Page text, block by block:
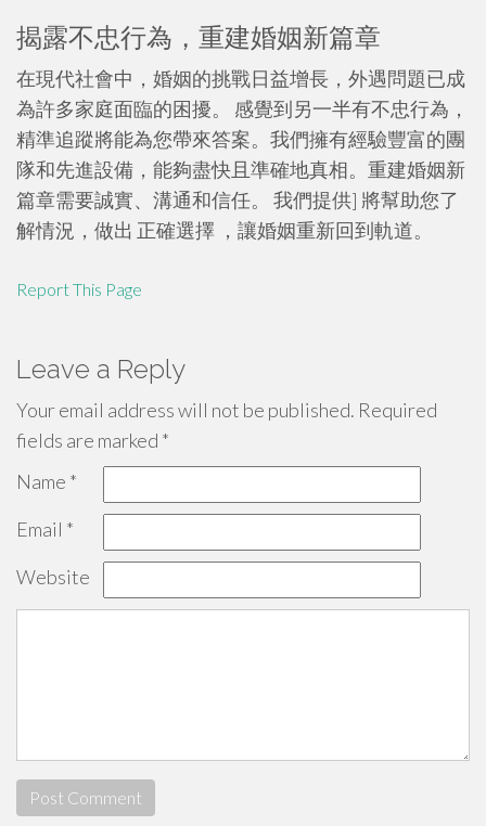
揭露不忠行為，重建婚姻新篇章
在現代社會中，婚姻的挑戰日益增長，外遇問題已成
為許多家庭面臨的困擾。 感覺到另一半有不忠行為，
精準追蹤將能為您帶來答案。我們擁有經驗豐富的團
隊和先進設備，能夠盡快且準確地真相。重建婚姻新
篇章需要誠實、溝通和信任。 我們提供] 將幫助您了
解情況，做出 正確選擇 ，讓婚姻重新回到軌道。
Report This Page
Leave a Reply
Your email address will not be published. Required
fields are marked *
Name *
Email *
Website